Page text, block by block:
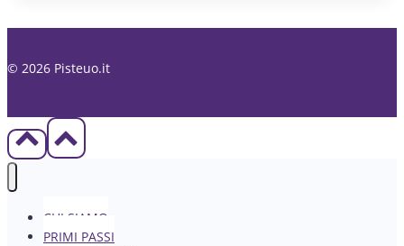
© 2026 Pisteuo.it
CHI SIAMO
PRIMI PASSI